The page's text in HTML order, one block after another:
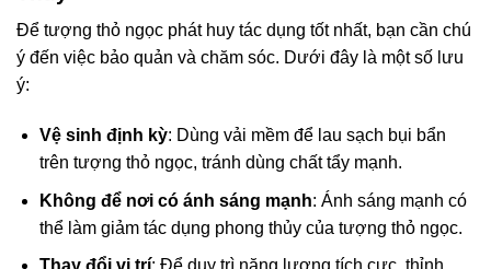
Để tượng thỏ ngọc phát huy tác dụng tốt nhất, bạn cần chú
ý đến việc bảo quản và chăm sóc. Dưới đây là một số lưu
ý:
Vệ sinh định kỳ: Dùng vải mềm để lau sạch bụi bẩn
trên tượng thỏ ngọc, tránh dùng chất tẩy mạnh.
Không để nơi có ánh sáng mạnh: Ánh sáng mạnh có
thể làm giảm tác dụng phong thủy của tượng thỏ ngọc.